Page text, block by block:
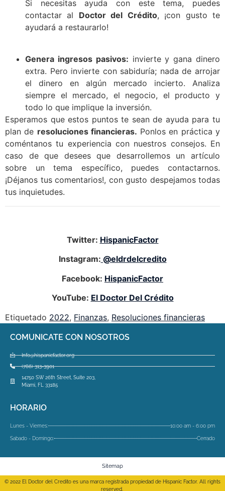
Si necesitas ayuda con este tema, puedes
contactar al Doctor del Crédito, ¡con gusto te
ayudará a restaurarlo!
Genera ingresos pasivos: invierte y gana dinero
extra. Pero invierte con sabiduría; nada de arrojar
el dinero en algún mercado incierto. Analiza
siempre el mercado, el negocio, el producto y
todo lo que implique la inversión.
Esperamos que estos puntos te sean de ayuda para tu
plan de resoluciones financieras. Ponlos en práctica y
coméntanos tu experiencia con nuestros consejos. En
caso de que desees que desarrollemos un artículo
sobre un tema específico, puedes contactarnos.
¡Déjanos tus comentarios!, con gusto despejamos todas
tus inquietudes.
Twitter: HispanicFactor
Instagram: @eldrdelcredito
Facebook: HispanicFactor
YouTube: El Doctor Del Crédito
Etiquetado 2022, Finanzas, Resoluciones financieras
COMUNICATE CON NOSOTROS
Info@hispanicfactor.org
(786) 313-3901
14750 SW 26th Street, Suite 203,
Miami, FL 33185
HORARIO
Lunes - Viernes: 10:00 am - 6:00 pm
Sabado - Domingo: Cerrado
Sitemap
© 2022 El Doctor del Credito es una marca registrada propiedad de Hispanic Factor. All rights
reserved.